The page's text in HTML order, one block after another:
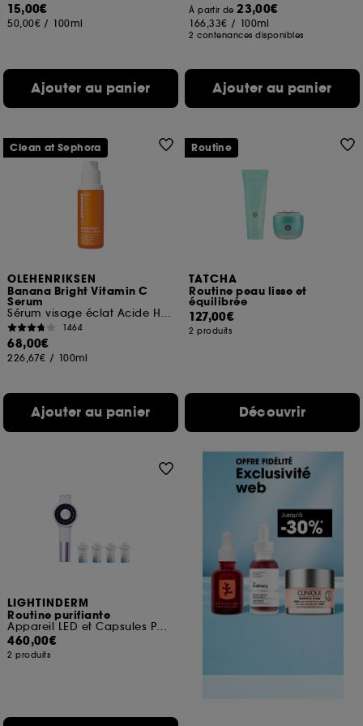
15,00€
50,00€ / 100ml
Ajouter au panier
À partir de23,00€
166,33€ / 100ml
2 contenances disponibles
Ajouter au panier
OLEHENRIKSEN
Banana Bright Vitamin C
Serum
Sérum visage éclat Acide Hyaluronique
1464
68,00€
226,67€ / 100ml
Ajouter au panier
Clean at Sephora
TATCHA
Routine peau lisse et
équilibrée
127,00€
2 produits
Découvrir
Routine
LIGHTINDERM
Routine purifiante
Appareil LED et Capsules Purity
460,00€
2 produits